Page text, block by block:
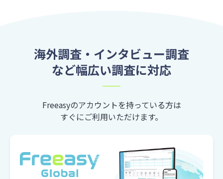
海外調査・インタビュー調査
など幅広い調査に対応
Freeasyのアカウントを持っている方は
すぐにご利用いただけます。